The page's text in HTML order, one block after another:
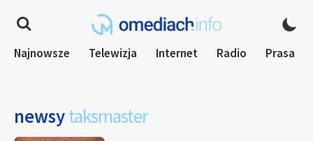
Najnowsze Telewizja Internet Radio Prasa
newsytaksmaster